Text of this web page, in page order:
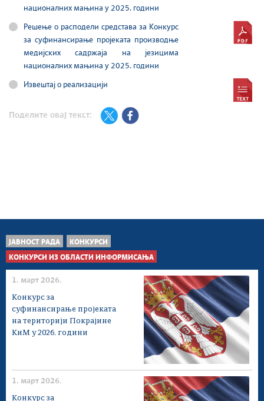
националних мањина у 2025. години
Решење о расподели средстава за Конкурс
за суфинансирање проjеката производње
медијских садржаја на језицима
националних мањина у 2025. години
Извештај о реализацији
Поделите овај текст:
ЈАВНОСТ РАДА КОНКУРСИ
КОНКУРСИ ИЗ ОБЛАСТИ ИНФОРМИСАЊА
1. март 2026.
Конкурс за
суфинансирање пројеката
на територији Покрајине
КиМ у 2026. години
1. март 2026.
Конкурс за